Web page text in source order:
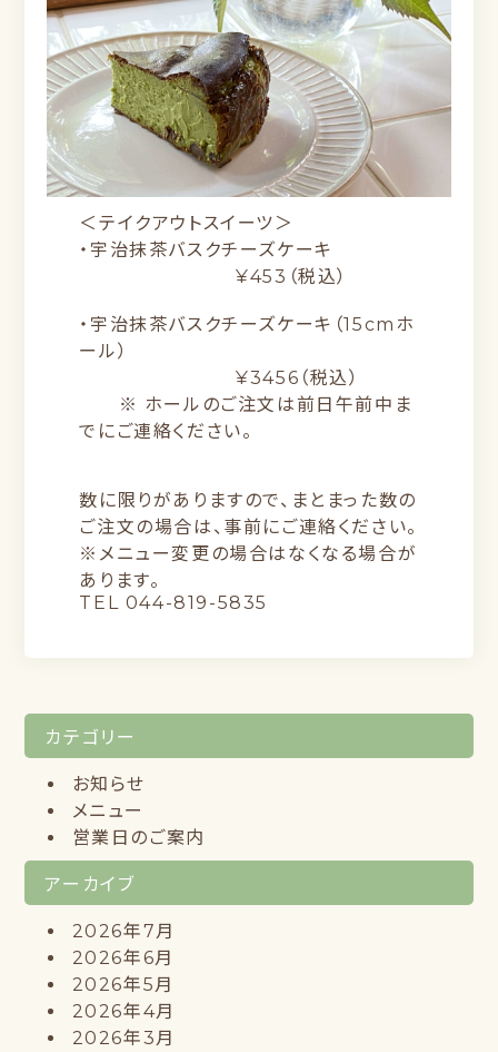
＜テイクアウトスイーツ＞
・宇治抹茶バスクチーズケーキ
¥453（税込）
・宇治抹茶バスクチーズケーキ（15cmホ
ール）
¥3456（税込）
※ ホールのご注文は前日午前中ま
でにご連絡ください。
数に限りがありますので、まとまった数の
ご注文の場合は、事前にご連絡ください。
※メニュー変更の場合はなくなる場合が
あります。
TEL 044-819-5835
カテゴリー
お知らせ
メニュー
営業日のご案内
アーカイブ
2026年7月
2026年6月
2026年5月
2026年4月
2026年3月